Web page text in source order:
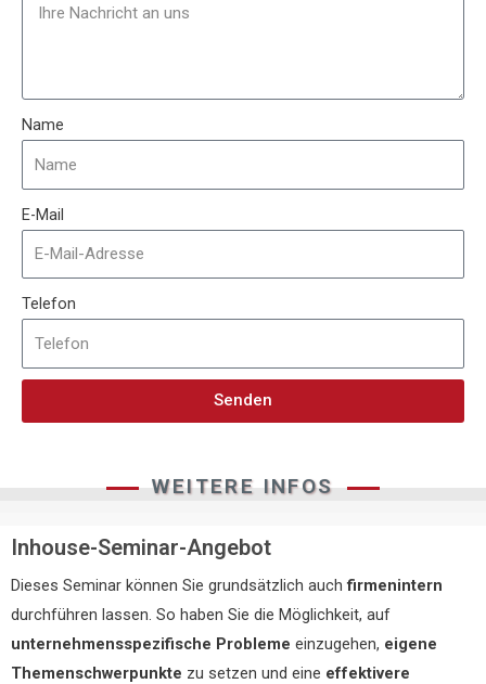
Name
E-Mail
Telefon
Senden
WEITERE INFOS
Inhouse-Seminar-Angebot
Dieses Seminar können Sie grundsätzlich auchfirmenintern
durchführen lassen. So haben Sie die Möglichkeit, auf
unternehmensspezifische Probleme einzugehen, eigene
Themenschwerpunkte zu setzen und eine effektivere